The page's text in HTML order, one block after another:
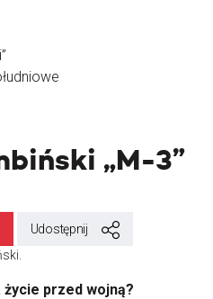
„M-3”
Udostępnij
życie przed wojną?